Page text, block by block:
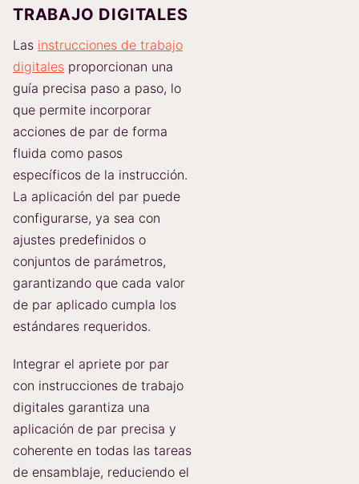
TRABAJO DIGITALES
Las instrucciones de trabajo
digitales proporcionan una
guía precisa paso a paso, lo
que permite incorporar
acciones de par de forma
fluida como pasos
específicos de la instrucción.
La aplicación del par puede
configurarse, ya sea con
ajustes predefinidos o
conjuntos de parámetros,
garantizando que cada valor
de par aplicado cumpla los
estándares requeridos.
Integrar el apriete por par
con instrucciones de trabajo
digitales garantiza una
aplicación de par precisa y
coherente en todas las tareas
de ensamblaje, reduciendo el